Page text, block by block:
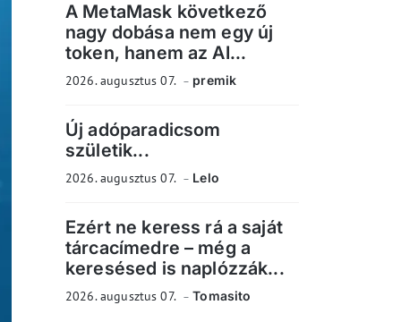
A MetaMask következő
nagy dobása nem egy új
token, hanem az AI...
2026. augusztus 07. premik
Új adóparadicsom
születik...
2026. augusztus 07. Lelo
Ezért ne keress rá a saját
tárcacímedre – még a
keresésed is naplózzák...
2026. augusztus 07. Tomasito